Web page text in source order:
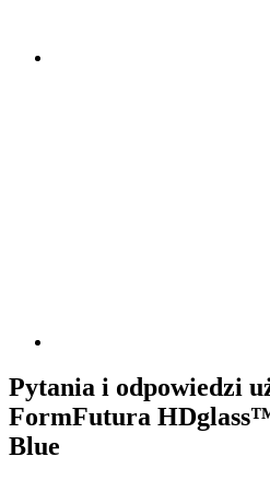
Pytania i odpowiedzi
FormFutura
Blue